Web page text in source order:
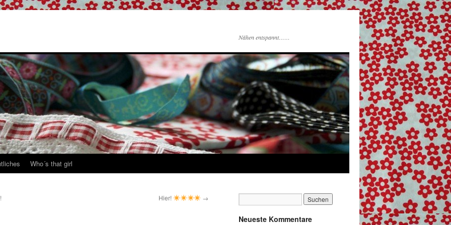
Nähen entspannt……
Who´s that girl
Hier! →
Neueste Kommentare